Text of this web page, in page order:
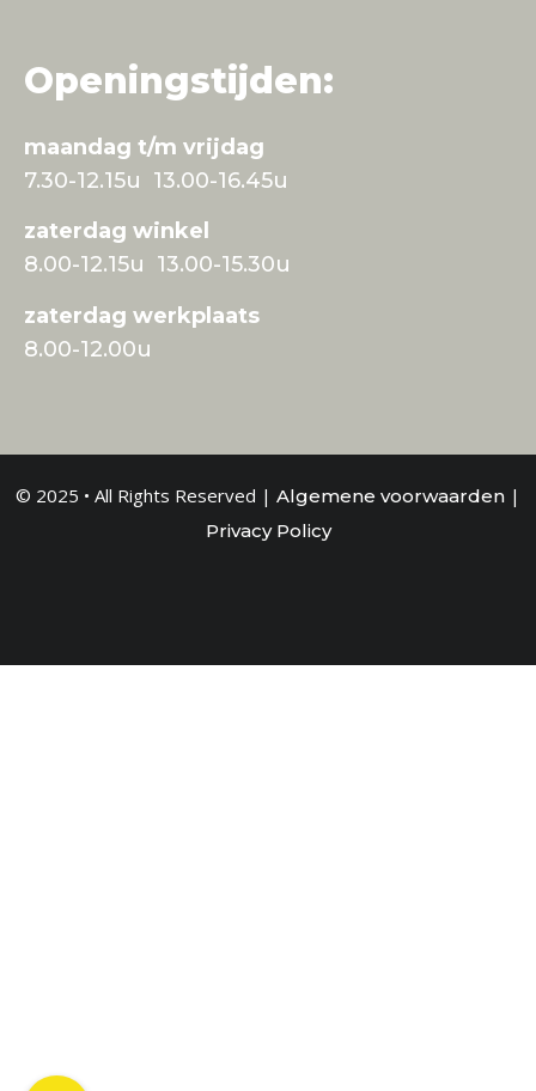
Openingstijden:
maandag t/m vrijdag
7.30-12.15u 13.00-16.45u
zaterdag winkel
8.00-12.15u 13.00-15.30u
zaterdag werkplaats
8.00-12.00u
© 2025 • All Rights Reserved | Algemene voorwaarden |
Privacy Policy